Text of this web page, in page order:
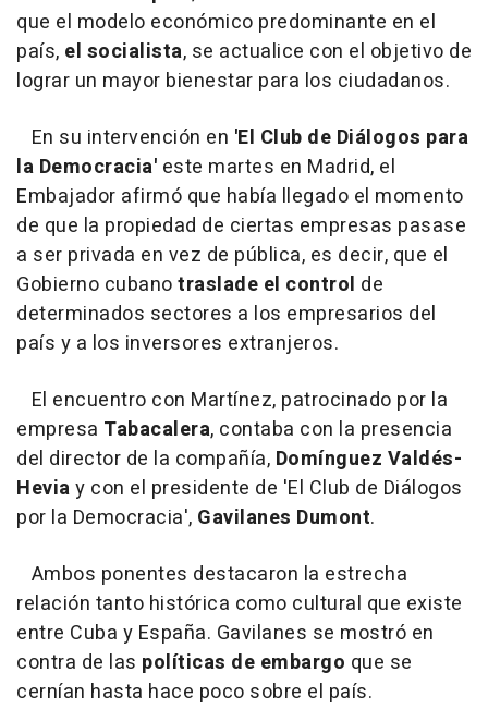
que el modelo económico predominante en el
país, el socialista, se actualice con el objetivo de
lograr un mayor bienestar para los ciudadanos.
En su intervención en 'El Club de Diálogos para
la Democracia' este martes en Madrid, el
Embajador afirmó que había llegado el momento
de que la propiedad de ciertas empresas pasase
a ser privada en vez de pública, es decir, que el
Gobierno cubanotraslade el control de
determinados sectores a los empresarios del
país y a los inversores extranjeros.
El encuentro con Martínez, patrocinado por la
empresa Tabacalera, contaba con la presencia
del director de la compañía, Domínguez Valdés-
Heviay con el presidente de 'El Club de Diálogos
por la Democracia', Gavilanes Dumont.
Ambos ponentes destacaron la estrecha
relación tanto histórica como cultural que existe
entre Cuba y España. Gavilanes se mostró en
contra de las políticas de embargo que se
cernían hasta hace poco sobre el país.